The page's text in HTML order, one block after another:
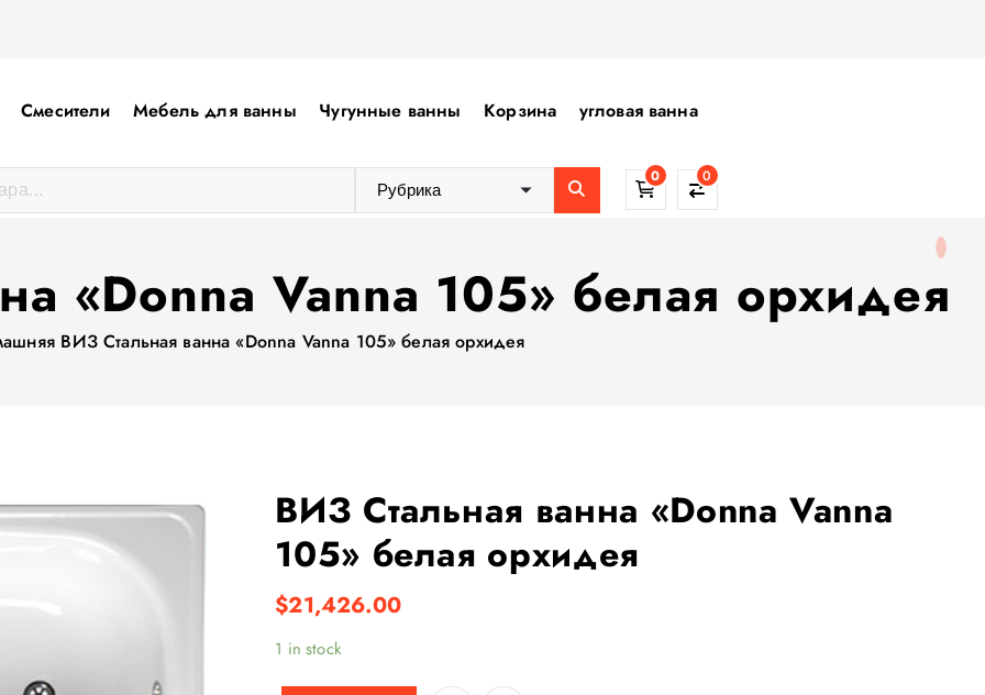
Смесители Мебель для ванны Чугунные ванны Корзина угловая ванна
0 0
«Donna Vanna 105» белая орхидея
ВИЗ Стальная ванна «Donna Vanna 105» белая орхидея
ВИЗ Стальная ванна «Donna Vanna
105» белая орхидея
$21,426.00
1 in stock